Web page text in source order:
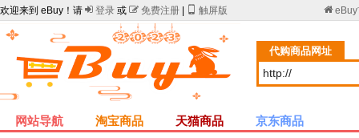
欢迎来到 eBuy！请  登录 或  免费注册 触屏版 eBuy
代购商品网址
网站导航 淘宝商品 天猫商品 京东商品